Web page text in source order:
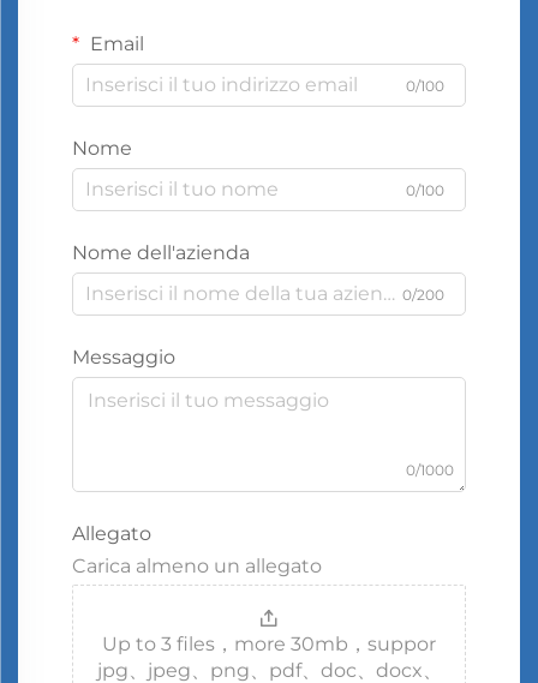
Email
0/100
Nome
0/100
Nome dell'azienda
0/200
Messaggio
0/1000
Allegato
Carica almeno un allegato
Up to 3 files，more 30mb，suppor
jpg、jpeg、png、pdf、doc、docx、